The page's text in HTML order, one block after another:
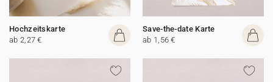
Hochzeitskarte
ab 2,27 €
Save-the-date Karte
ab 1,56 €